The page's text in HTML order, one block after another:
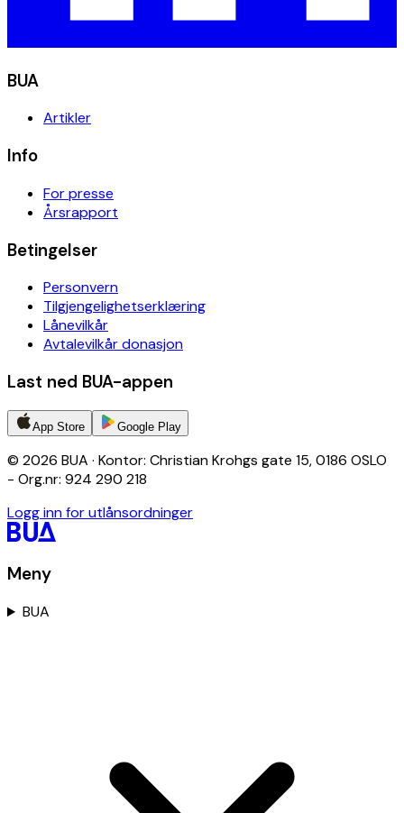
BUA
Artikler
Info
For presse
Årsrapport
Betingelser
Personvern
Tilgjengelighetserklæring
Lånevilkår
Avtalevilkår donasjon
Last ned BUA-appen
App Store Google Play
© 2026 BUA · Kontor: Christian Krohgs gate 15, 0186 OSLO
- Org.nr: 924 290 218
Logg inn for utlånsordninger
Meny
BUA